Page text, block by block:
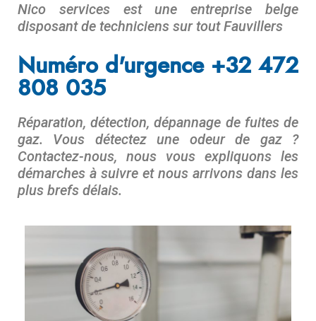
Nico services est une entreprise belge
disposant de techniciens sur toutFauvillers
Numéro d'urgence +32 472
808 035
Réparation, détection, dépannage de fuites de
gaz. Vous détectez une odeur de gaz ?
Contactez-nous, nous vous expliquons les
démarches à suivre et nous arrivons dans les
plus brefs délais.